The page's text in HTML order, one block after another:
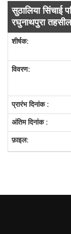
सुठालिया सिंचाई
रघुनाथपुरा